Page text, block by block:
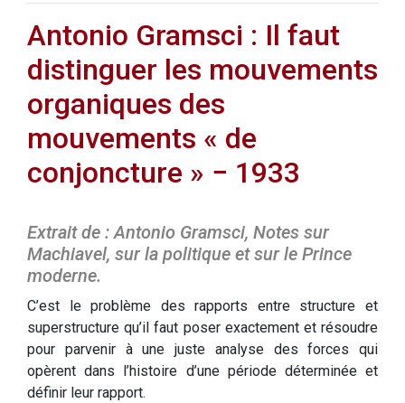
Antonio Gramsci : Il faut
distinguer les mouvements
organiques des
mouvements « de
conjoncture » − 1933
Extrait de : Antonio Gramsci, Notes sur
Machiavel, sur la politique et sur le Prince
moderne.
C’est le problème des rapports entre structure et
superstructure qu’il faut poser exactement et résoudre
pour parvenir à une juste analyse des forces qui
opèrent dans l’histoire d’une période déterminée et
définir leur rapport.